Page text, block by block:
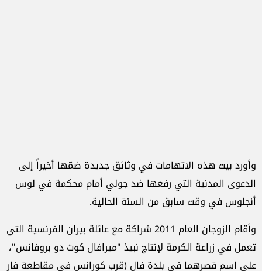
وأورد بيت هذه الاتهامات في وثائق جديدة ضمّها أخيراً إلى
الدعوى المدنية التي رفعها ضد جولي أمام محكمة في لوس
أنجلوس في وقت سابق من السنة الحالية.
وأقام الزوجان العام 2011 شراكة مع عائلة بيران الفرنسية التي
تعمل في زراعة الكرمة لإنتاج نبيذ "ميرافال كوت دو بروفانس"،
على اسم قصرهما في بلدة فال (قرب كورانس في مقاطعة فار